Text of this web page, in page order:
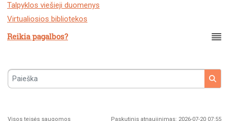
Talpyklos viešieji duomenys
Virtualiosios bibliotekos
Reikia pagalbos?
Paieška
Visos teisės saugomos Paskutinis atnaujinimas: 2026-07-20 07:55